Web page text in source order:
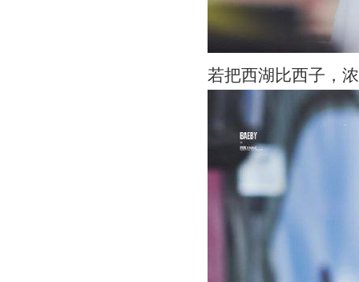
若把西湖比西子，